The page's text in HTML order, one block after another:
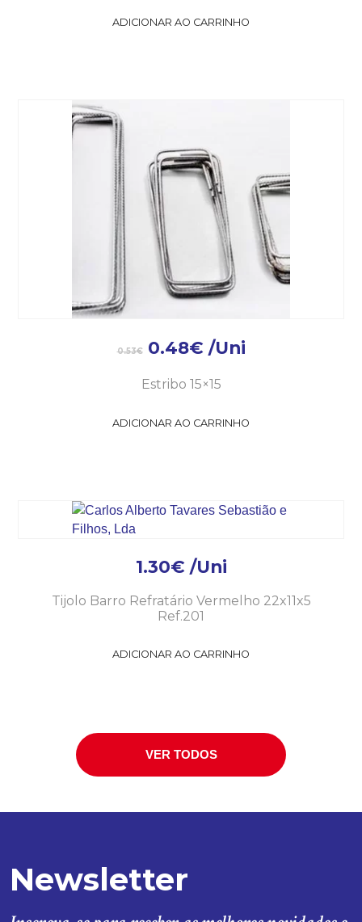
ADICIONAR AO CARRINHO
0.53€ 0.48€ /Uni
Estribo 15×15
ADICIONAR AO CARRINHO
1.30€ /Uni
Tijolo Barro Refratário Vermelho 22x11x5
Ref.201
ADICIONAR AO CARRINHO
VER TODOS
Newsletter